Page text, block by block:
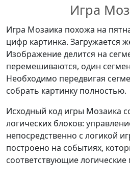
Игра
Игра Мозаика похожа на
цифр картинка. Загружается
Изображение делится на
перемешиваются, один
Необходимо передвигая
собрать картинку полностью.
Исходный код игры Мозаика
логических блоков:
непосредственно с логикой
построено на событиях,
соответствующие логические